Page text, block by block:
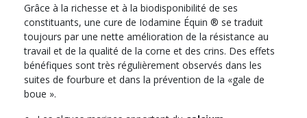
Grâce à la richesse et à la biodisponibilité de ses
constituants, une cure de Iodamine Équin ® se traduit
toujours par une nette amélioration de la résistance au
travail et de la qualité de la corne et des crins. Des effets
bénéfiques sont très régulièrement observés dans les
suites de fourbure et dans la prévention de la «gale de
boue ».